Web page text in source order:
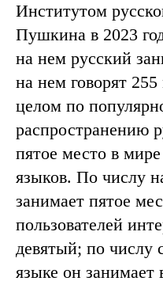
Институтом
Пушкина в 2023
на нем русский
на нем говорят
целом по
распространению
пятое место в
языков. По числу
занимает пятое
пользователей
девятый; по числу
языке он занимает